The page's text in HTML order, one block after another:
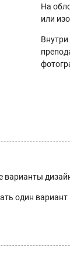
На
или
варианты
один вариант